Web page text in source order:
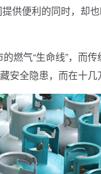
提供便利的同时，
气“生命线”，而
安全隐患，而在十